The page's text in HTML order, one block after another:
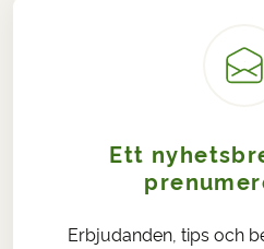
Ett
Erbjudanden, tips och